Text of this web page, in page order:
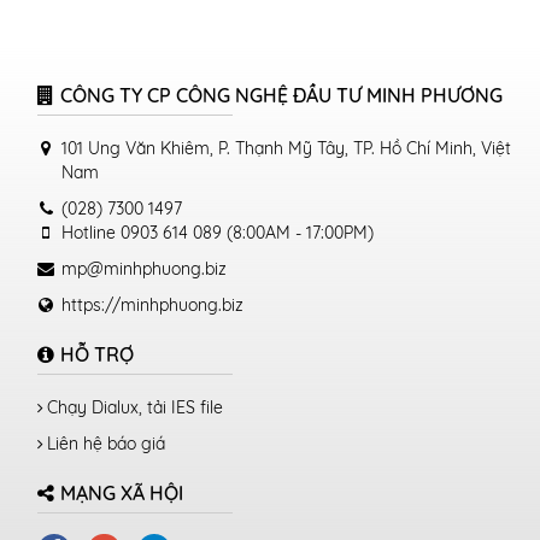
CÔNG TY CP CÔNG NGHỆ ĐẦU TƯ MINH PHƯƠNG
101 Ung Văn Khiêm, P. Thạnh Mỹ Tây, TP. Hồ Chí Minh, Việt
Nam
(028) 7300 1497
Hotline 0903 614 089 (8:00AM - 17:00PM)
mp@minhphuong.biz
https://minhphuong.biz
HỖ TRỢ
Chạy Dialux, tải IES file
Liên hệ báo giá
MẠNG XÃ HỘI